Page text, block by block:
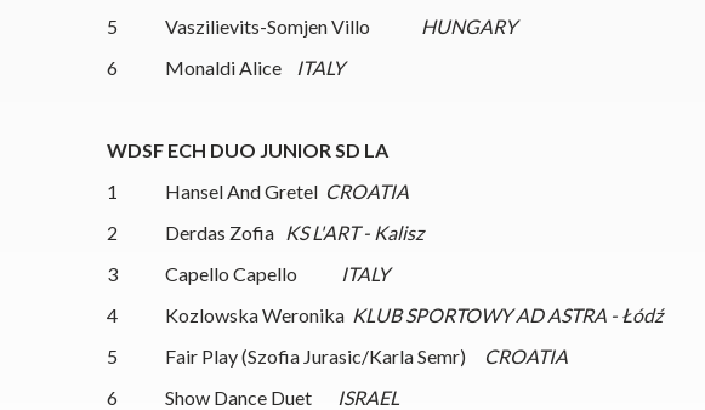
5 Vaszilievits-Somjen Villo
HUNGARY
6 Monaldi Alice
ITALY
WDSF ECH DUO JUNIOR SD LA
1 Hansel And Gretel CROATIA
2 Derdas Zofia KS L'ART - Kalisz
3 Capello Capello
ITALY
4 Kozlowska Weronika KLUB SPORTOWY AD ASTRA - Łódź
5 Fair Play (Szofia Jurasic/Karla Semr)
CROATIA
6 Show Dance Duet
ISRAEL